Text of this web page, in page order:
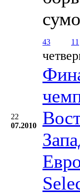
43 11
22
07.2010